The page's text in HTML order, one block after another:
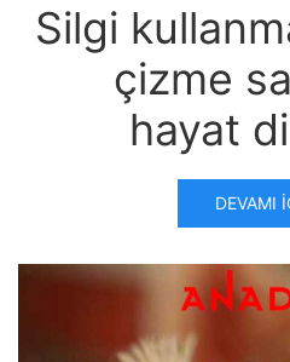
Silgi
çizme
hayat
DEVAMI